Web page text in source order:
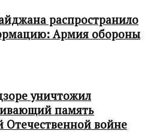
распространило
Армия обороны
уничтожил
память
Отечественной войне